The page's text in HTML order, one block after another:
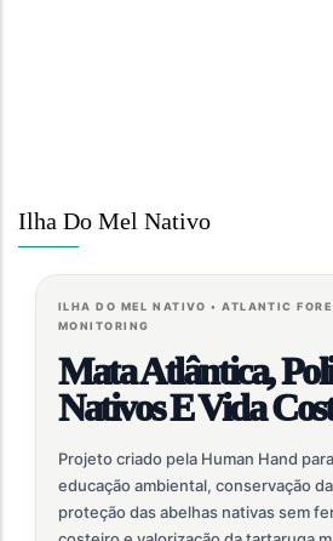
Ilha Do Mel Nativo
ILHA DO MEL NATIVO • ATLANTIC
MONITORING
Mata Atlântica,
Nativos E Vida
Projeto criado pela Human Hand
educação ambiental, conservação
proteção das abelhas nativas sem